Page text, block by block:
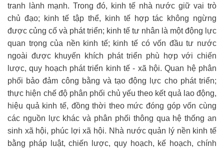
tranh lành mạnh. Trong đó, kinh tế nhà nước giữ vai trò
chủ đạo; kinh tế tập thể, kinh tế hợp tác không ngừng
được củng cố và phát triển; kinh tế tư nhân là một động lực
quan trọng của nền kinh tế; kinh tế có vốn đầu tư nước
ngoài được khuyến khích phát triển phù hợp với chiến
lược, quy hoạch phát triển kinh tế - xã hội. Quan hệ phân
phối bảo đảm công bằng và tạo động lực cho phát triển;
thực hiện chế độ phân phối chủ yếu theo kết quả lao động,
hiệu quả kinh tế, đồng thời theo mức đóng góp vốn cùng
các nguồn lực khác và phân phối thông qua hệ thống an
sinh xã hội, phúc lợi xã hội. Nhà nước quản lý nền kinh tế
bằng pháp luật, chiến lược, quy hoạch, kế hoạch, chính